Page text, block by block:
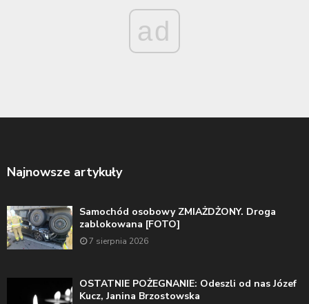
ad
Najnowsze artykuły
Samochód osobowy ZMIAŻDŻONY. Droga
zablokowana [FOTO]
7 sierpnia 2026
OSTATNIE POŻEGNANIE: Odeszli od nas Józef
Kucz, Janina Brzostowska